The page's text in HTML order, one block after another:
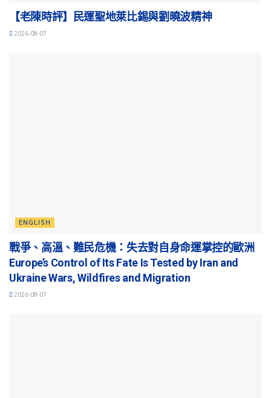
【老陳時評】民運聖地萊比錫與劉曉波精神
2026-08-07
ENGLISH
戰爭、高溫、難民危機：失去對自身命運掌控的歐洲
Europe’s Control of Its Fate Is Tested by Iran and
Ukraine Wars, Wildfires and Migration
2026-08-07